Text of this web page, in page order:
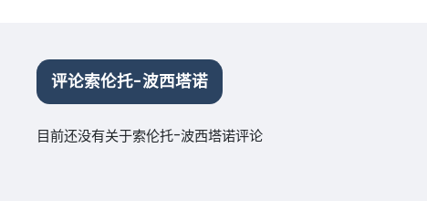
评论索伦托-波西塔诺
目前还没有关于索伦托-波西塔诺评论